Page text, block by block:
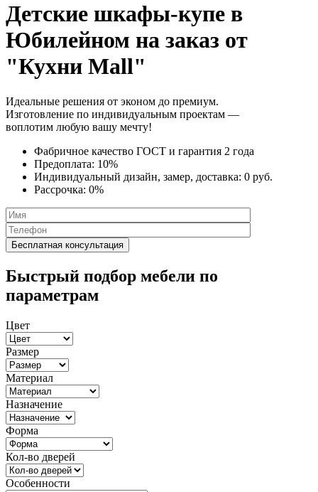
Детские шкафы-купе в
Юбилейном на заказ от
"Кухни Mall"
Идеальные решения от эконом до премиум.
Изготовление по индивидуальным проектам —
воплотим любую вашу мечту!
Фабричное качество ГОСТ и гарантия 2 года
Предоплата: 10%
Индивидуальный дизайн, замер, доставка: 0 руб.
Рассрочка: 0%
Быстрый подбор мебели по
параметрам
Цвет
Размер
Материал
Назначение
Форма
Кол-во дверей
Особенности